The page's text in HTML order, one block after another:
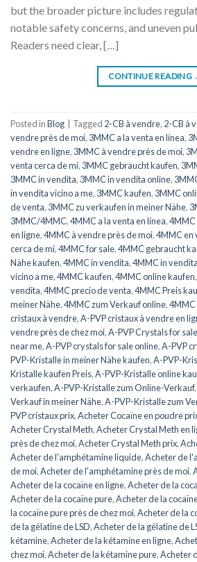
but the broader picture includes
notable safety concerns, and uneven
Readers need clear, […]
CONTINUE READING
Posted inBlog Tagged 2-CB à vendre, 2-CB à
vendre près de moi, 3MMC a la venta en línea,
vendre en ligne, 3MMC à vendre près de moi,
venta cerca de mí, 3MMC gebraucht kaufen,
3MMC in vendita, 3MMC in vendita online,
in vendita vicino a me, 3MMC kaufen, 3MMC
de venta, 3MMC zu verkaufen in meiner Nähe,
3MMC/4MMC,4MMC a la venta en línea,
en ligne,4MMC à vendre près de moi,4MMC en
cerca de mí,4MMC for sale,4MMC gebraucht
Nähe kaufen,4MMC in vendita,4MMC in
vicino a me,4MMC kaufen,4MMC online kaufen,
vendita,4MMC precio de venta,4MMC Preis
meiner Nähe,4MMC zum Verkauf online,
cristaux à vendre,A-PVP cristaux à vendre en
vendre près de chez moi,A-PVP Crystals for sale
near me,A-PVP crystals for sale online,A-PVP
PVP-Kristalle in meiner Nähe kaufen,A-PVP-
Kristalle kaufen Preis,A-PVP-Kristalle online
verkaufen,A-PVP-Kristalle zum Online-Verkauf,
Verkauf in meiner Nähe,A-PVP-Kristalle zum
PVP cristaux prix,Acheter Cocaïne en poudre
Acheter Crystal Meth,Acheter Crystal Meth en
près de chez moi,Acheter Crystal Meth prix,
Acheter de l'amphétamine liquide,Acheter de
de moi,Acheter de l'amphétamine près de moi,
Acheter de la cocaïne en ligne,Acheter de la
Acheter de la cocaïne pure,Acheter de la
la cocaïne pure près de chez moi,Acheter de la
de la gélatine de LSD,Acheter de la gélatine de
kétamine,Acheter de la kétamine en ligne,
chez moi,Acheter de la kétamine pure,Acheter